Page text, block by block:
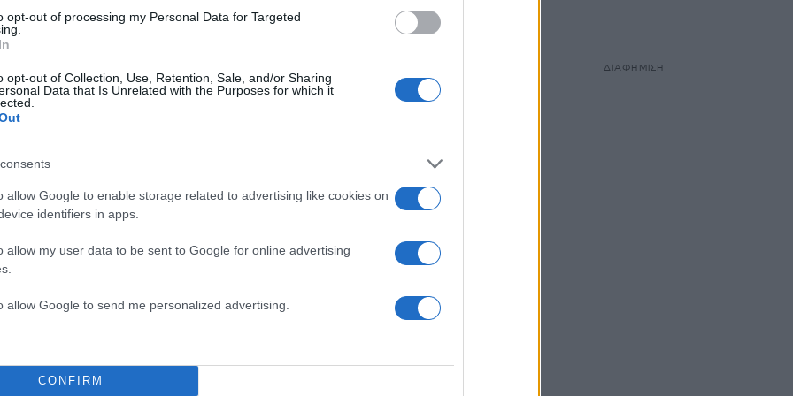
opt-out of processing my Personal Data for Targeted
opt-out of Collection, Use, Retention, Sale, and/or Sharing
Data that Is Unrelated with the Purposes for which it
allow Google to enable storage related to advertising like cookies on
identifiers in apps.
allow my user data to be sent to Google for online advertising
allow Google to send me personalized advertising.
CONFIRM
παιδιά και πέντε γάτες, είμαι τώρα με τρία παιδιά και
Δεν κοιμάμαι το βράδυ, ξυπνάω από τις 6, είναι όλη η
Έχω μία κοπέλα μόνιμη στο σπίτι γιατί έτσι κι αλλιώς
συνέχεια η Άριελ Κωνσταντινίδη.
ΔΙΑΦΗΜΙΣΗ